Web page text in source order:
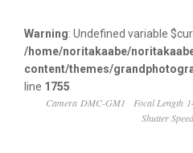
Warning: Undefined variable
/home/noritakaabe/
content/themes/
line 1755
Camera DMC-GM1
Focal Length
Shutter